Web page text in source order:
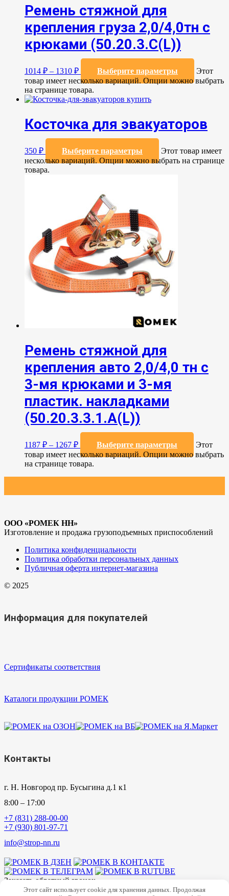
Ремень стяжной для
крепления груза 2,0/4,0тн с
крюками (50.20.3.C(L))
1014 ₽ – 1310 ₽ Выберите параметры
Этот
товар имеет несколько вариаций. Опции можно выбрать
на странице товара.
Косточка для эвакуаторов
350 ₽ Выберите параметры
Этот товар имеет
несколько вариаций. Опции можно выбрать на странице
товара.
Ремень стяжной для
крепления авто 2,0/4,0 тн с
3-мя крюками и 3-мя
пластик. накладками
(50.20.3.3.1.А(L))
1187 ₽ – 1267 ₽ Выберите параметры
Этот
товар имеет несколько вариаций. Опции можно выбрать
на странице товара.
ООО «РОМЕК НН»
Изготовление и продажа грузоподъемных приспособлений
Политика конфиденциальности
Политика обработки персональных данных
Публичная оферта интернет-магазина
© 2025
Информация для покупателей
Сертификаты соответствия
Каталоги продукции РОМЕК
Контакты
г. Н. Новгород пр. Бусыгина д.1 к1
8:00 – 17:00
+7 (831) 288-00-00
+7 (930) 801-97-71
info@strop-nn.ru
Заказать обратный звонок
Этот сайт использует cookie для хранения данных. Продолжая